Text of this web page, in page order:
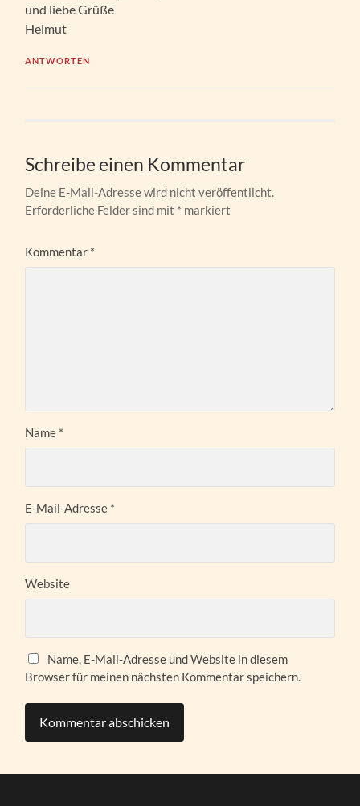
und liebe Grüße
Helmut
ANTWORTEN
Schreibe einen Kommentar
Deine E-Mail-Adresse wird nicht veröffentlicht.
Erforderliche Felder sind mit * markiert
Kommentar *
Name *
E-Mail-Adresse *
Website
Name, E-Mail-Adresse und Website in diesem
Browser für meinen nächsten Kommentar speichern.